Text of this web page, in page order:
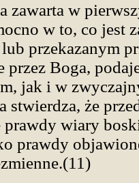
zawarta w
w to, co jest
przekazanym
przez Boga,
jak i w
stwierdza, że
prawdy wiary
prawdy